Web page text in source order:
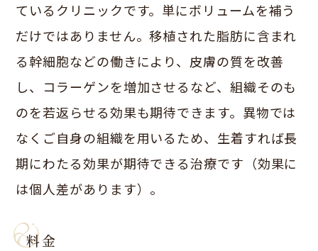
ているクリニックです。単にボリュームを補う
だけではありません。移植された脂肪に含まれ
る幹細胞などの働きにより、皮膚の質を改善
し、コラーゲンを増加させるなど、組織そのも
のを若返らせる効果も期待できます。異物では
なくご自身の組織を用いるため、生着すれば長
期にわたる効果が期待できる治療です（効果に
は個人差があります）。
料金